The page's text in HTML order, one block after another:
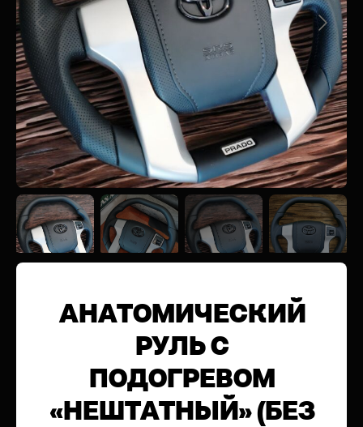
АНАТОМИЧЕСКИЙ
РУЛЬ C
ПОДОГРЕВОМ
«НЕШТАТНЫЙ» (БЕЗ